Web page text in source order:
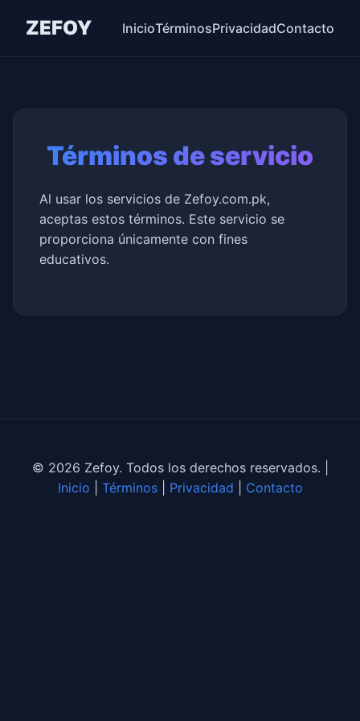
ZEFOY InicioTérminosPrivacidadContacto
Términos de servicio
Al usar los servicios de Zefoy.com.pk,
aceptas estos términos. Este servicio se
proporciona únicamente con fines
educativos.
© 2026 Zefoy. Todos los derechos reservados. |
Inicio
Términos| Privacidad Contacto